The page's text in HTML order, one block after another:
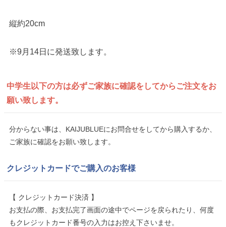
縦約20cm
※9月14日に発送致します。
中学生以下の方は必ずご家族に確認をしてから ご注文をお
願い致します。
分からない事は、KAIJUBLUEにお問合せをしてから購入するか、
ご家族に確認をお願い致します。
クレジットカードでご購入のお客様
【 クレジットカード決済 】
お支払の際、お支払完了画面の途中でページを戻られたり、何度
もクレジットカード番号の入力はお控え下さいませ。